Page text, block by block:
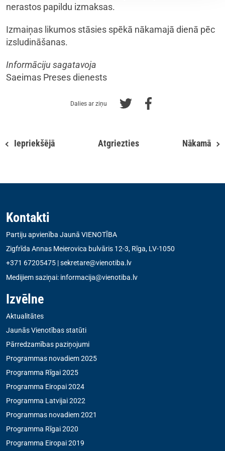
nerastos papildu izmaksas.
Izmaiņas likumos stāsies spēkā nākamajā dienā pēc
izsludināšanas.
Informāciju sagatavoja
Saeimas Preses dienests
Dalies ar ziņu
Iepriekšējā Atgriezties Nākamā
Kontakti
Partiju apvienība Jaunā VIENOTĪBA
Zigfrīda Annas Meierovica bulvāris 12-3, Rīga, LV-1050
+371 67205475 |sekretare@vienotiba.lv
Medijiem saziņai: informacija@vienotiba.lv
Izvēlne
Aktualitātes
Jaunās Vienotības statūti
Pārredzamības paziņojumi
Programmas novadiem 2025
Programma Rīgai 2025
Programma Eiropai 2024
Programma Latvijai 2022
Programmas novadiem 2021
Programma Rīgai 2020
Programma Eiropai 2019